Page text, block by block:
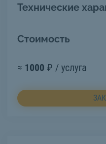
Технические
Стоимость
≈ 1000 ₽ / услуга